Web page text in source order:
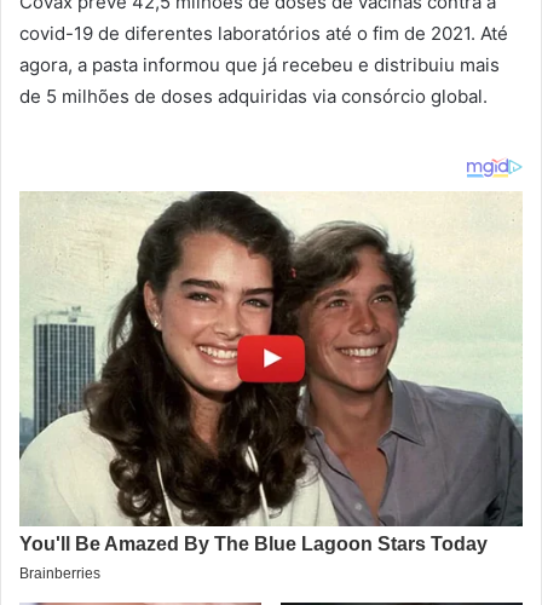
covid-19 de diferentes laboratórios até o fim de 2021. Até
agora, a pasta informou que já recebeu e distribuiu mais
de 5 milhões de doses adquiridas via consórcio global.